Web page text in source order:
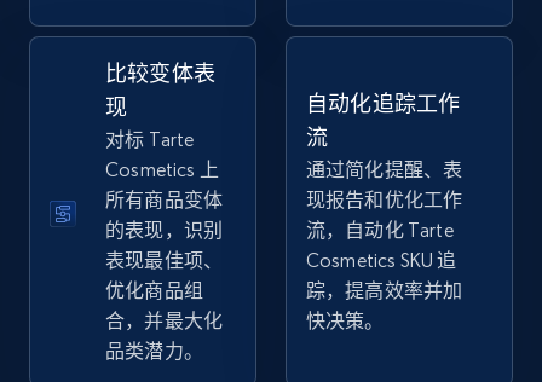
more.
2.5K+ 359+
eBay - Collect products from shops on eBay
URL, Product id, Title, Seller name, Seller rating,
Seller reviews, Breadcrumbs, Root category, and
more.
2.5K+
比较变体表
现
对标 Tarte
Cosmetics 上
所有商品变体
的表现，识别
表现最佳项、
优化商品组
合，并最大化
品类潜力。
自动化追踪工作
流
通过简化提醒、表
现报告和优化工作
流，自动化 Tarte
Cosmetics SKU 追
踪，提高效率并加
快决策。